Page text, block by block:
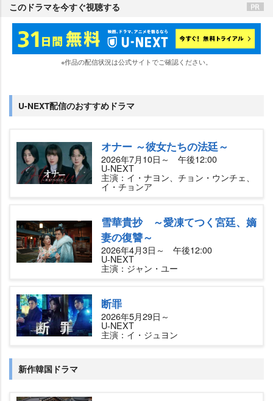
このドラマを今すぐ視聴する
※作品の配信状況は公式サイトでご確認ください。
U-NEXT配信のおすすめドラマ
オナー ～彼女たちの法廷～
2026年7月10日～ 午後12:00
U-NEXT
主演：イ・ナヨン、チョン・ウンチェ、
イ・チョンア
雪華貴抄 ～愛凍てつく宮廷、嫡
妻の復讐～
2026年4月3日～ 午後12:00
U-NEXT
主演：ジャン・ユー
断罪
2026年5月29日～
U-NEXT
主演：イ・ジュヨン
新作韓国ドラマ